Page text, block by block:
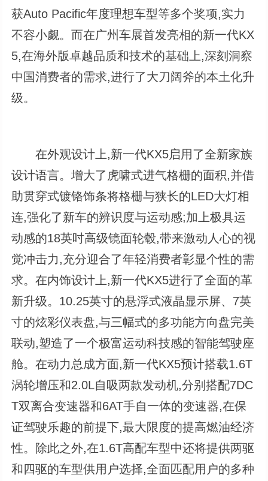
获Auto Pacific年度理想车型等多个奖项,实力
不容小觑。而在广州车展首发亮相的新一代KX
5,在海外版卓越品质和技术的基础上,深刻洞察
中国消费者的需求,进行了大刀阔斧的本土化升
级。
在外观设计上,新一代KX5启用了全新家族
设计语言。增大了虎啸式进气格栅的面积,并借
助贯穿式镀铬饰条将格栅与狭长的LED大灯相
连,强化了新车的辨识度与运动感;加上极具运
动感的18英吋高级镜面轮毂,带来激动人心的视
觉冲击力,充分迎合了年轻消费者彰显个性的需
求。在内饰设计上,新一代KX5进行了全面的革
新升级。10.25英寸的悬浮式液晶显示屏、7英
寸的炫彩仪表盘,与三幅式的多功能方向盘完美
联动,塑造了一个极富运动科技感的智能驾驶座
舱。在动力总成方面,新一代KX5预计搭载1.6T
涡轮增压和2.0L自吸两款发动机,分别搭配7DC
T双离合变速器和6AT手自一体的变速器,在保
证驾驶乐趣的前提下,最大限度的提高燃油经济
性。除此之外,在1.6T高配车型中还将提供两驱
和四驱的车型供用户选择,全面匹配用户的多种